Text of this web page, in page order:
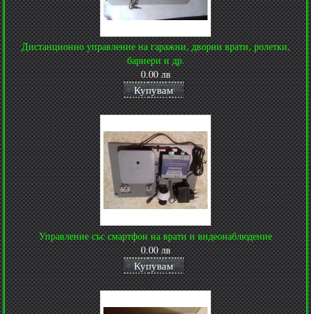
Дистанционно управление на гаражни, дворни врати, ролетки,
бариери и др.
0.00 лв
Купувам
Управление със смартфон на врати и видеонаблюдение
0.00 лв
Купувам